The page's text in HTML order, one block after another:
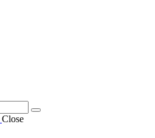
Close